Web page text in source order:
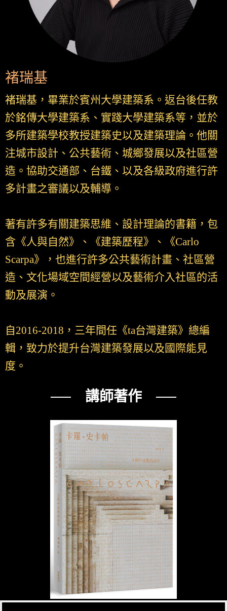
褚瑞基
褚瑞基，畢業於賓州大學建築系。返台後任教
於銘傳大學建築系、實踐大學建築系等，並於
多所建築學校教授建築史以及建築理論。他關
注城市設計、公共藝術、城鄉發展以及社區營
造。協助交通部、台鐵、以及各級政府進行許
多計畫之審議以及輔導。
著有許多有關建築思維、設計理論的書籍，包
含《人與自然》、《建築歷程》、《Carlo
Scarpa》，也進行許多公共藝術計畫、社區營
造、文化場域空間經營以及藝術介入社區的活
動及展演。
自2016-2018，三年間任《ta台灣建築》總編
輯，致力於提升台灣建築發展以及國際能見
度。
── 講師著作 ──